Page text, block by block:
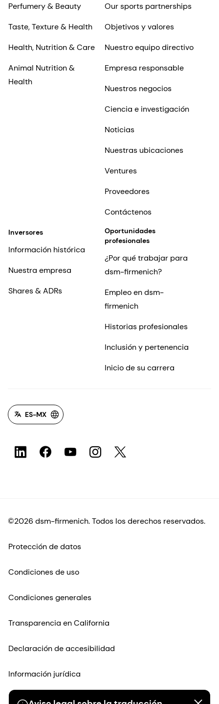
Perfumery & Beauty
Taste, Texture & Health
Health, Nutrition & Care
Animal Nutrition &
Health
Our sports partnerships
Objetivos y valores
Nuestro equipo directivo
Empresa responsable
Nuestros negocios
Ciencia e investigación
Noticias
Nuestras ubicaciones
Ventures
Proveedores
Contáctenos
Inversores
Información histórica
Nuestra empresa
Shares & ADRs
Oportunidades
profesionales
¿Por qué trabajar para
dsm-firmenich?
Empleo en dsm-
firmenich
Historias profesionales
Inclusión y pertenencia
Inicio de su carrera
ES-MX
©2026 dsm-firmenich. Todos los derechos reservados.
Protección de datos
Condiciones de uso
Condiciones generales
Transparencia en California
Declaración de accesibilidad
Información jurídica
Mapa del sitio